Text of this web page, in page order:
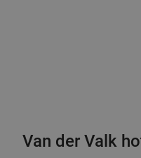
Van der Valk